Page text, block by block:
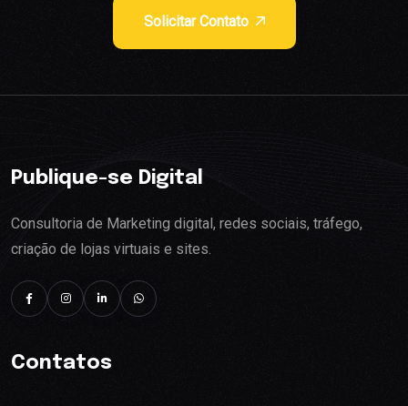
Solicitar Contato
Publique-se Digital
Consultoria de Marketing digital, redes sociais, tráfego,
criação de lojas virtuais e sites.
Contatos